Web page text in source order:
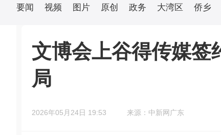
要闻 视频 图片 原创 政务 大湾区 侨乡
文博会上谷得传媒签
局
2026年05月24日 19:53 来源：中新网广东